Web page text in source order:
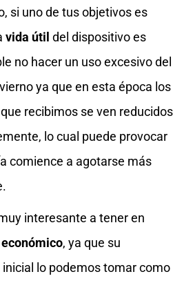
si uno de tus objetivos es
vida útil del dispositivo es
no hacer un uso excesivo del
ya que en esta época los
recibimos se ven reducidos
lo cual puede provocar
comience a agotarse más
interesante a tener en
económico, ya que su
lo podemos tomar como